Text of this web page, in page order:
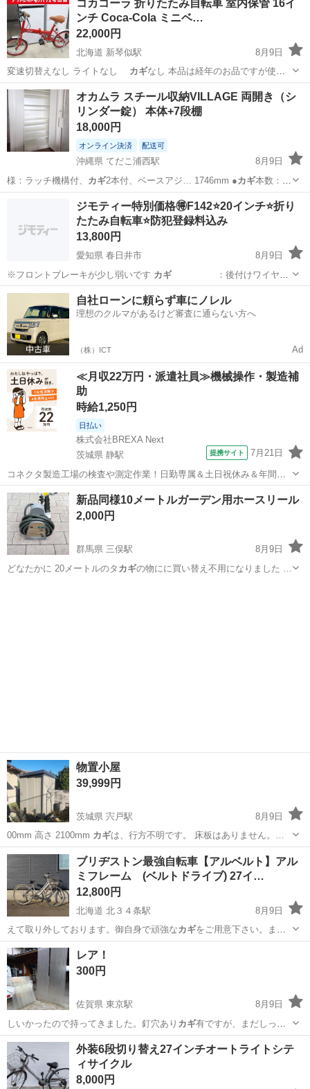
コカコーラ 折りたたみ自転車 室内保管 16イ
ンチ Coca-Cola ミニベ…
22,000円
北海道 新琴似駅
8月9日
変速切替えなし ライトなし カギなし 本品は経年のお品ですが使
用…
北海道 札幌市 新琴似駅 折りたたみ自転車
オカムラ スチール収納VILLAGE 両開き（シ
リンダー錠） 本体+7段棚
18,000円
オンライン決済 配送可
沖縄県 てだこ浦西駅
8月9日
様：ラッチ機構付、 カギ2本付、ベースアジ… 1746mm ●カギ本数：2
本 ●設…
てだこ浦西駅 オフィス用家具
ジモティー特別価格🉐F142⭐️20インチ⭐️折り
たたみ自転車⭐️防犯登録料込み
13,800円
愛知県 春日井市
8月9日
※フロントブレーキが少し弱いです カギ：後付けワイヤー
ロック 変速…
愛知 春日井市 折りたたみ自転車
自社ローンに頼らず車にノレル
理想のクルマがあるけど審査に通らない方へ
（株）ICT Ad
≪月収22万円・派遣社員≫機械操作・製造補
助
時給1,250円
日払い
株式会社BREXA Next
茨城県 静駅
提携サイト 7月21日
コネクタ製造工場の検査や測定作業！日勤専属＆土日祝休み＆年間休
日128日★クリーンルーム内作業★マイカー通勤OK＆無料駐車場あり
★就業先食堂利用可！日払い制度あり！《茨城県常陸大宮市》 人気の
工場のお仕事 ◇コネクタ製造工...
茨城 常陸大宮市 静駅 その他
新品同様10メートルガーデン用ホースリール
2,000円
群馬県 三俣駅
8月9日
どなたかに 20メートルのタ カギ
物置小屋
39,999円
茨城県 宍戸駅
8月9日
00mm 高さ 2100mm カギは、行方不明です。 床板はありません。…
茨城 笠間市 宍戸駅 収納家具 物置小屋
ブリヂストン最強自転車【アルベルト】アル
ミフレーム (ベルトドライブ) 27イ…
12,800円
北海道 北３４条駅
8月9日
えて取り外しております。御自身で頑強なカギをご用意下さい。ま
た、防犯登録はすでに…
北海道 札幌市
レア！
300円
佐賀県 東京駅
8月9日
しいかったので持ってきました。釘穴あり カギ有ですが、まだしっか
りしてます。8尺3…
佐賀 小城市 東京駅 その他
外装6段切り替え27インチオートライトシテ
ィサイクル
8,000円